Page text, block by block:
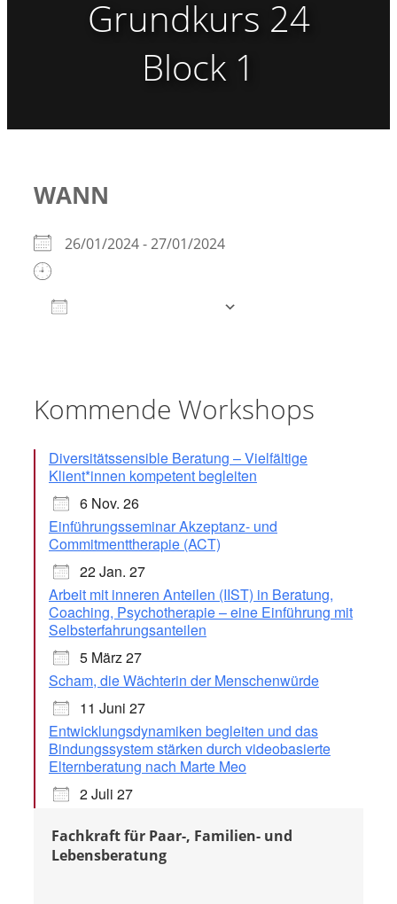
Grundkurs 24
Block 1
WANN
26/01/2024 - 27/01/2024
Kommende Workshops
Diversitätssensible Beratung – Vielfältige
Klient*innen kompetent begleiten
6 Nov. 26
Einführungsseminar Akzeptanz- und
Commitmenttherapie (ACT)
22 Jan. 27
Arbeit mit inneren Anteilen (IIST) in Beratung,
Coaching, Psychotherapie – eine Einführung mit
Selbsterfahrungsanteilen
5 März 27
Scham, die Wächterin der Menschenwürde
11 Juni 27
Entwicklungsdynamiken begleiten und das
Bindungssystem stärken durch videobasierte
Elternberatung nach Marte Meo
2 Juli 27
Fachkraft für Paar-, Familien- und
Lebensberatung